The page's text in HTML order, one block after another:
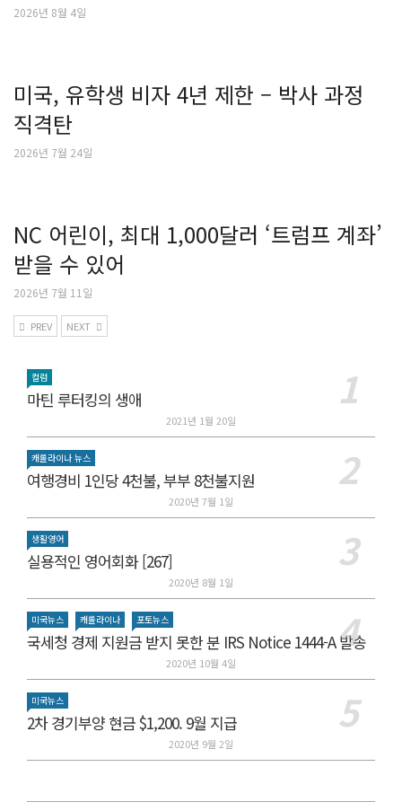
2026년 8월 4일
미국, 유학생 비자 4년 제한 – 박사 과정
직격탄
2026년 7월 24일
NC 어린이, 최대 1,000달러 ‘트럼프 계좌’
받을 수 있어
2026년 7월 11일
PREV NEXT
컬럼
마틴 루터킹의 생애
2021년 1월 20일
캐롤라이나 뉴스
여행경비 1인당 4천불, 부부 8천불지원
2020년 7월 1일
생활영어
실용적인 영어회화 [267]
2020년 8월 1일
미국뉴스 캐롤라이나 포토뉴스
국세청 경제 지원금 받지 못한 분 IRS Notice 1444-A 발송
2020년 10월 4일
미국뉴스
2차 경기부양 현금 $1,200. 9월 지급
2020년 9월 2일